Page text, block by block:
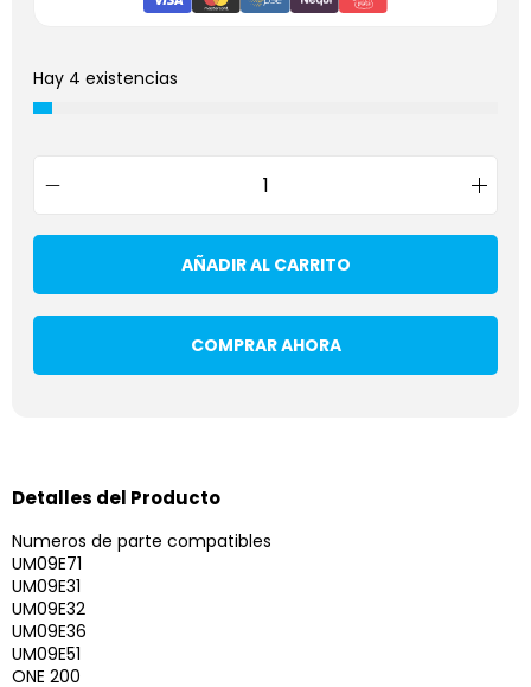
Hay 4 existencias
AÑADIR AL CARRITO
COMPRAR AHORA
Detalles del Producto
Numeros de parte compatibles
UM09E71
UM09E31
UM09E32
UM09E36
UM09E51
ONE 200